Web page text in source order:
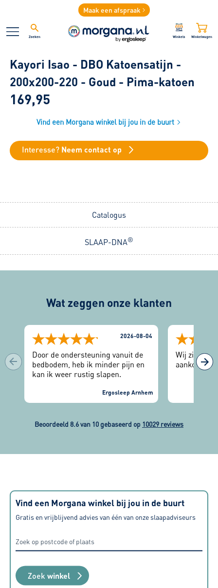
Maak een afspraak
Zoeken Winkels Winkelwagen
Kayori Isao - DBO Katoensatijn -
200x200-220 - Goud - Pima-katoen
169,95
Vind een Morgana winkel bij jou in de buurt
Interesse? Neem contact op
Catalogus
SLAAP-DNA®
Wat zeggen onze klanten
2026-08-04
Door de ondersteuning vanuit de
bedbodem, heb ik minder pijn en
kan ik weer rustig slapen.
Ergosleep Arnhem
Wij zijn
aankoop.
Beoordeeld 8.6 van 10 gebaseerd op 10029 reviews
Vind een Morgana winkel bij jou in de buurt
Gratis en vrijblijvend advies van één van onze slaapadviseurs
Zoek winkel